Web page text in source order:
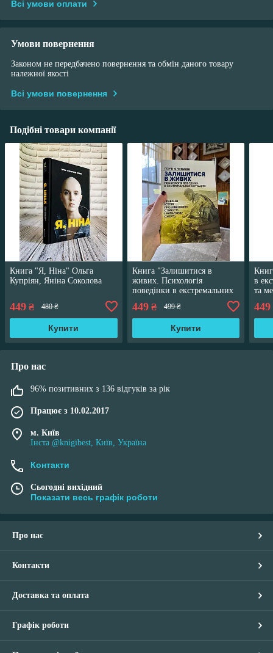
Всі умови оплати
Умови повернення
Законом не передбачено повернення та обмін даного товару
належної якості
Всі умови повернення
Подібні товари компанії
Книга "Я, Ніна" Ольга
Купріян, Яніна Соколова
449 ₴ 480 ₴
Купити
Книга "Залишитися в
живих. Психологія
поведінки в екстремальних
ситуаціях" Лоуренс Гонсалес
449₴ 499 ₴
Купити
в
та
449
Про нас
96% позитивних з 136 відгуків за рік
Працює з 10.02.2017
м. Київ
Інста @knigibest, Київ, Україна
Контакти
Сьогодні вихідний
Показати весь графік роботи
Про нас
Контакти
Доставка та оплата
Графік роботи